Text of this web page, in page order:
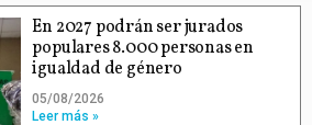
En 2027 podrán ser jurados
populares 8.000 personas en
igualdad de género
05/08/2026
Leer más »